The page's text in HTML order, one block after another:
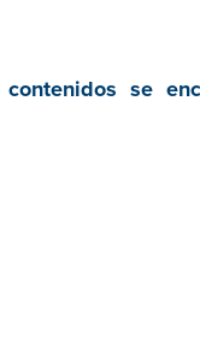
se